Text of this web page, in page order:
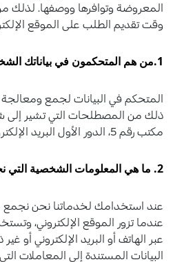
المعروضة وتوافرها ووصفها. لذلك
وقت تقديم الطلب على الموقع
1.من هم المتحكمون في بياناتك الشخصية؟
المتحكم في البيانات لجمع ومعالجة
ذلك من المصطلحات التي تشير إلى
مكتب رقم 5، الدور الأول البريد الإلكتروني: contact@kikomilano.com.sa
2. ما هي المعلومات الشخصية التي نجمعها منك وكيف؟ الطلب
عند استخدامك لخدماتنا نحن نجمع
عندما تزور الموقع الإلكتروني،
عبر الهاتف أو البريد الإلكتروني
البيانات المستندة إلى المعاملات